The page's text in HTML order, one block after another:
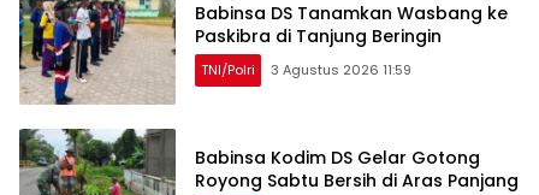
Babinsa DS Tanamkan Wasbang ke
Paskibra di Tanjung Beringin
TNI/Polri 3 Agustus 2026 11:59
Babinsa Kodim DS Gelar Gotong
Royong Sabtu Bersih di Aras Panjang